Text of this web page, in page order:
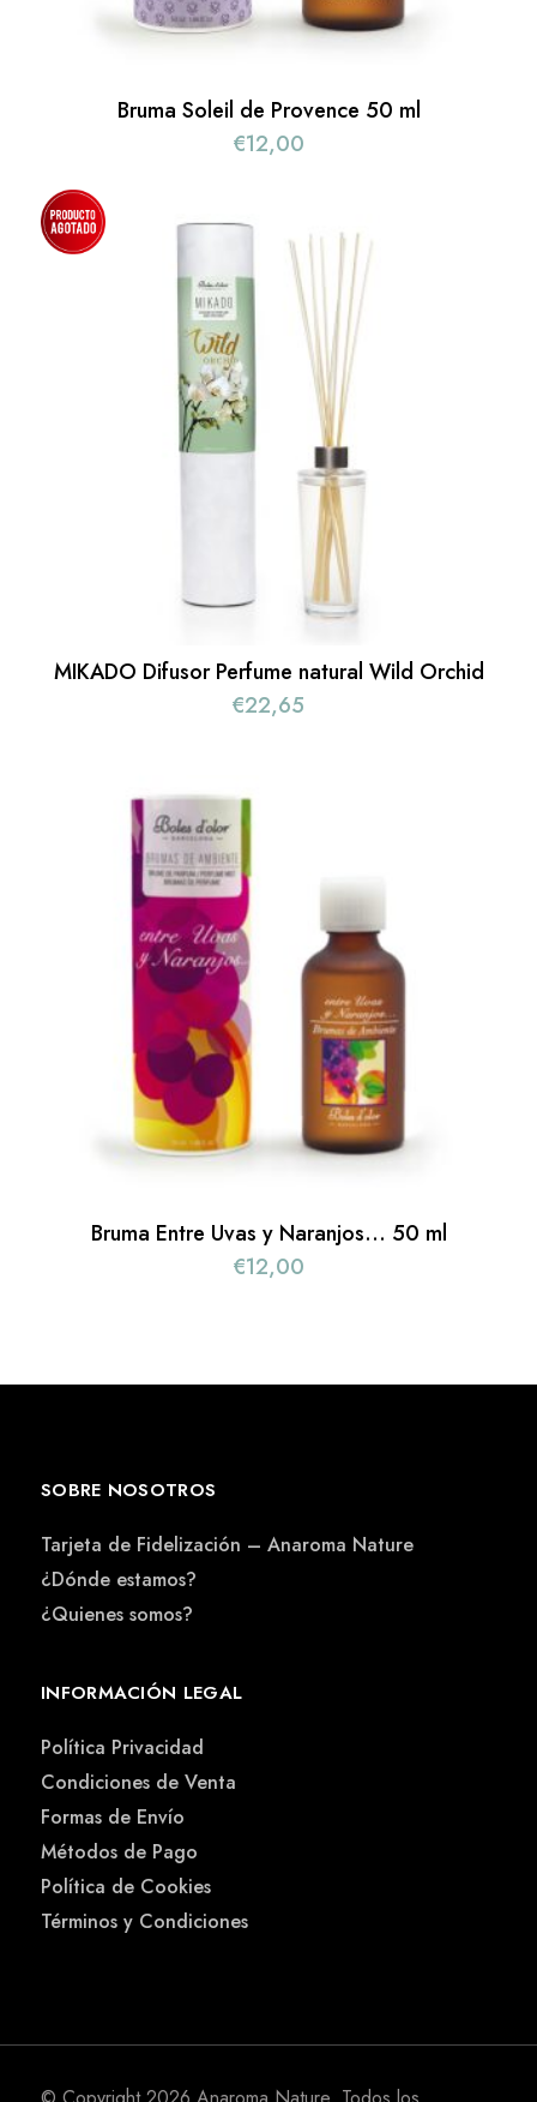
Bruma Soleil de Provence 50 ml
€12,00
MIKADO Difusor Perfume natural Wild Orchid
€22,65
Bruma Entre Uvas y Naranjos… 50 ml
€12,00
SOBRE NOSOTROS
Tarjeta de Fidelización – Anaroma Nature
¿Dónde estamos?
¿Quienes somos?
INFORMACIÓN LEGAL
Política Privacidad
Condiciones de Venta
Formas de Envío
Métodos de Pago
Política de Cookies
Términos y Condiciones